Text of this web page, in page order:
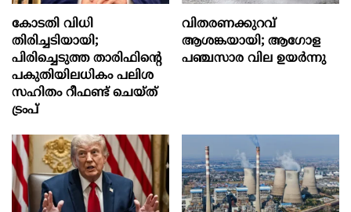
കോടതി വിധി
തിരിച്ചടിയായി;
പിരിച്ചെടുത്ത താരിഫിന്‍റെ
പകുതിയിലധികം പലിശ
സഹിതം റീഫണ്ട് ചെയ്ത്
ട്രംപ്
വിതരണക്കുറവ്
ആശങ്കയായി; ആഗോള
പഞ്ചസാര വില ഉയര്‍ന്നു